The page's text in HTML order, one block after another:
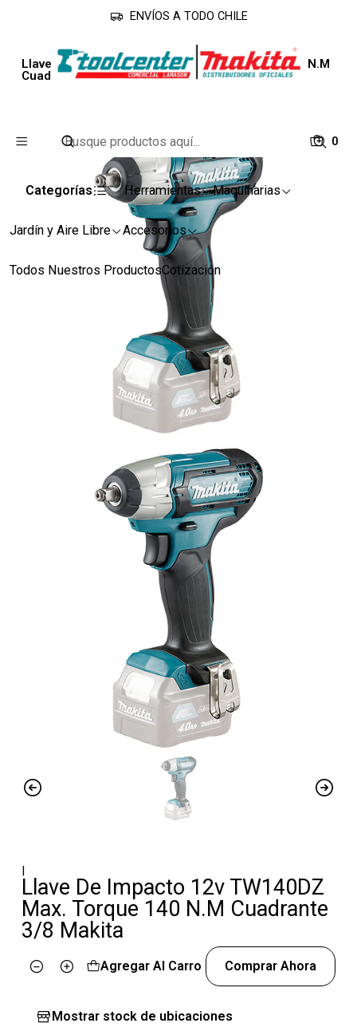
0
Categorías Herramientas Maquinarias
Jardín y Aire Libre Accesorios
Todos Nuestros ProductosCotización
ENVÍOS A TODO CHILE
Inicio Línea Industrial
Llaves de Impacto
Llave De Impacto 12v TW140DZ Max. Torque 140 N.M
Cuadrante 3/8 Makita
|
Llave De Impacto 12v TW140DZ
Max. Torque 140 N.M Cuadrante
3/8 Makita
Cantidad
Agregar Al Carro Comprar Ahora
Mostrar stock de ubicaciones